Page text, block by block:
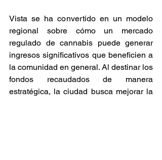
Vista se ha convertido en un modelo
regional sobre cómo un mercado
regulado de cannabis puede generar
ingresos significativos que beneficien a
la comunidad en general. Al destinar los
fondos recaudados de manera
estratégica, la ciudad busca mejorar la